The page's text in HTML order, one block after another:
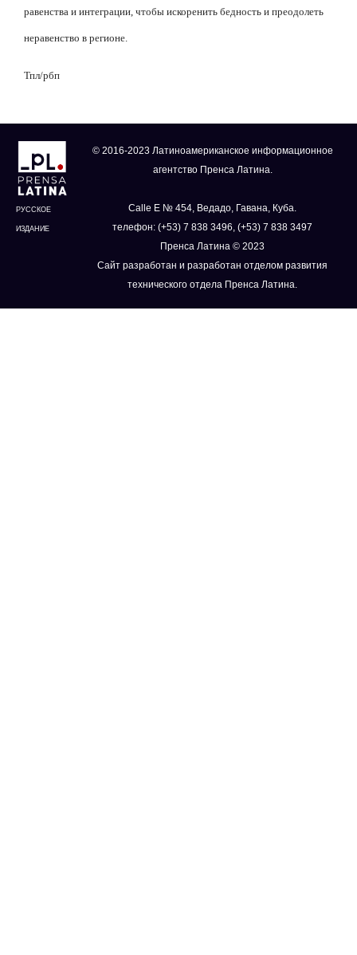
равенства и интеграции, чтобы искоренить бедность и преодолеть
неравенство в регионе.
Тпл/рбп
РУССКОЕ
ИЗДАНИЕ
© 2016-2023 Латиноамериканское информационное
агентство Пренса Латина.
Calle E № 454, Ведадо, Гавана, Куба.
телефон: (+53) 7 838 3496, (+53) 7 838 3497
Пренса Латина © 2023
Сайт разработан и разработан отделом развития
технического отдела Пренса Латина.